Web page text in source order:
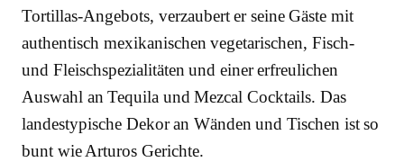
Tortillas-Angebots, verzaubert er seine Gäste mit
authentisch mexikanischen vegetarischen, Fisch-
und Fleischspezialitäten und einer erfreulichen
Auswahl an Tequila und Mezcal Cocktails. Das
landestypische Dekor an Wänden und Tischen ist so
bunt wie Arturos Gerichte.